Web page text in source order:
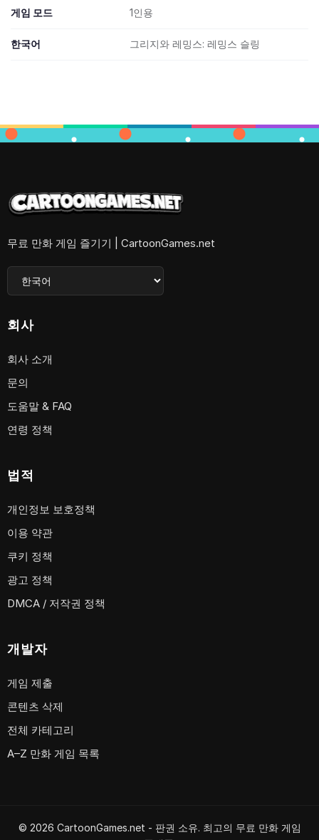
게임 모드 1인용
한국어 그리지와 레밍스: 레밍스 슬링
무료 만화 게임 즐기기 | CartoonGames.net
회사
회사 소개
문의
도움말 & FAQ
연령 정책
법적
개인정보 보호정책
이용 약관
쿠키 정책
광고 정책
DMCA / 저작권 정책
개발자
게임 제출
콘텐츠 삭제
전체 카테고리
A–Z 만화 게임 목록
© 2026 CartoonGames.net - 판권 소유. 최고의 무료 만화 게임